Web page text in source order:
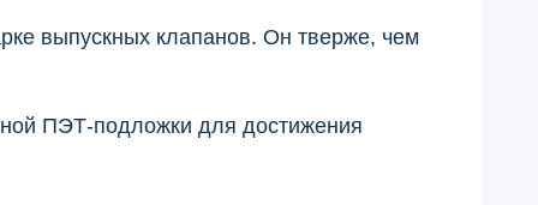
выпускных клапанов. Он тверже, чем
ПЭТ-подложки для достижения